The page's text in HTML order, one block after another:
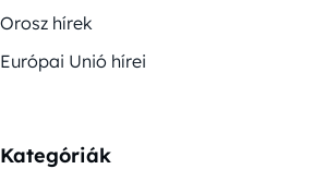
Orosz hírek
Európai Unió hírei
Kategóriák